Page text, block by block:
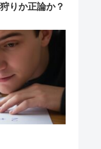
りか正論か？